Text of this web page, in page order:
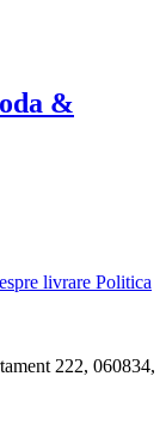
&
livrare Politica
222, 060834,